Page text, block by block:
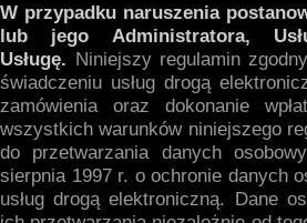
W przypadku naruszenia
lub jego Administratora,
Usługę. Niniejszy regulamin
świadczeniu usług drogą
zamówienia oraz dokonanie
wszystkich warunków niniejszego
do przetwarzania danych
sierpnia 1997 r. o ochronie danych
usług drogą elektroniczną. Dane